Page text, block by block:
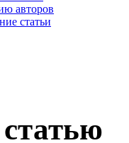
авторов
статьи